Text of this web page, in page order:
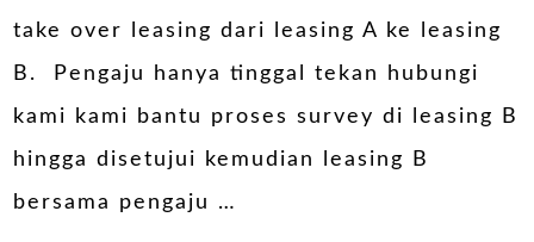
take over leasing dari leasing A ke leasing
B. Pengaju hanya tinggal tekan hubungi
kami kami bantu proses survey di leasing B
hingga disetujui kemudian leasing B
bersama pengaju …